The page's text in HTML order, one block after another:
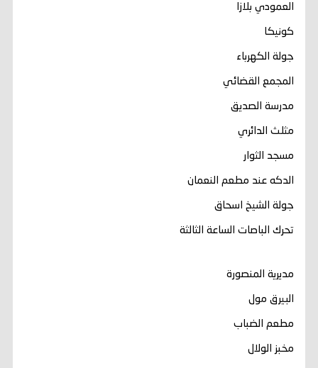
العمودي بلازا
كونيكا
جولة الكهرباء
المجمع القضائي
مدرسة الصديق
مثلث الدائري
مسجد الثوار
الدكه عند مطعم النعمان
جولة الشيخ اسحاق
تحرك الباصات الساعة الثالثة
مديرية المنصورة
البيرق مول
مطعم الضباب
مخبز الولال